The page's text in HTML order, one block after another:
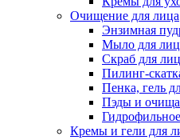
Очищение для лица
Энзимная
Мыло для
Скраб для
Пилинг-
Пенка, гель
Пэды и
Кремы и гели для